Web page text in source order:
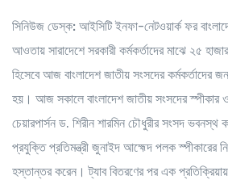
সিনিউজ ডেস্ক: আইসিটি ইনফা-নেটওয়ার্ক ফর
আওতায় সারাদেশে সরকারী কর্মকর্তাদের মাঝে ২৫
হিসেবে আজ বাংলাদেশ জাতীয় সংসদের কর্মকর্তাদের
হয়। আজ সকালে বাংলাদেশ জাতীয় সংসদের স্পীকার ও
চেয়ারপার্সন ড. শিরীন শারমিন চৌধুরীর সংসদ ভবনস্থ
প্রযুক্তি প্রতিমন্ত্রী জুনাইদ আহ্মেদ পলক স্পীকারের
হস্তান্তর করেন। ট্যাব বিতরণের পর এক প্রতিক্রিয়ায়